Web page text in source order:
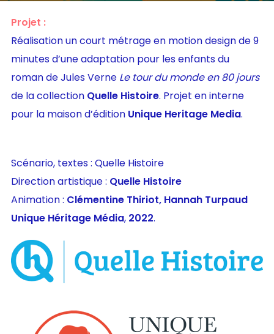
Projet :
Réalisation un court métrage en motion design de 9
minutes d’une adaptation pour les enfants du
roman de Jules Verne Le tour du monde en 80 jours
de la collection Quelle Histoire. Projet en interne
pour la maison d’édition Unique Heritage Media.
Scénario, textes : Quelle Histoire
Direction artistique : Quelle Histoire
Animation : Clémentine Thiriot, Hannah Turpaud
Unique Héritage Média, 2022.